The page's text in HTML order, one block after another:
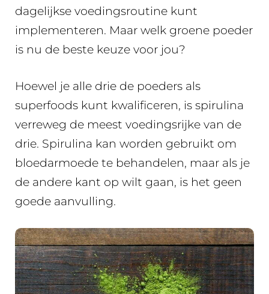
dagelijkse voedingsroutine kunt
implementeren. Maar welk groene poeder
is nu de beste keuze voor jou?
Hoewel je alle drie de poeders als
superfoods kunt kwalificeren, is spirulina
verreweg de meest voedingsrijke van de
drie. Spirulina kan worden gebruikt om
bloedarmoede te behandelen, maar als je
de andere kant op wilt gaan, is het geen
goede aanvulling.